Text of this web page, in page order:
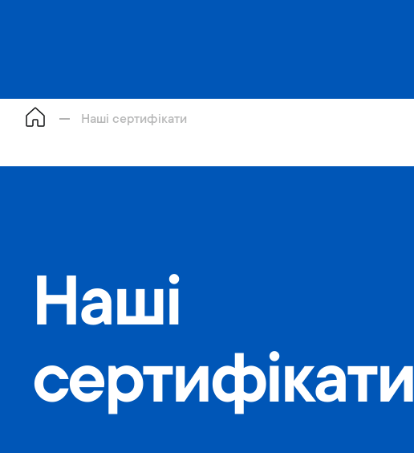
Наші сертифікати
Наші
сертифікати